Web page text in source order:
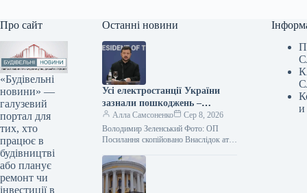
Про сайт
«Будівельні
новини» —
галузевий
портал для
тих, хто
працює в
будівництві
або планує
ремонт чи
інвестиції в
Останні новини
Усі електростанції України
зазнали пошкоджень –
Зеленський
Алла Самсоненко
Сер 8, 2026
Володимир Зеленський Фото: ОП
Посилання скопійовано Внаслідок атак
жодного цілого об’єкта
енергогенерації в Україні.…
и